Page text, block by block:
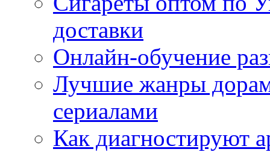
доставки
Онлайн-обучение
Лучшие жанры дорам
сериалами
Как диагностируют